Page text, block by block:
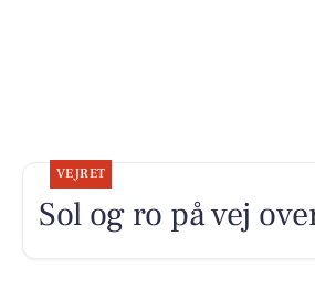
VEJRET
Sol og ro på vej